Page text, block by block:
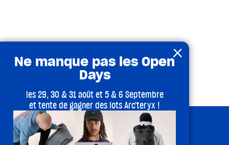
×
Ne manque pas les Open
Days
les 29, 30 & 31 août et 5 & 6 Septembre
et tente de gagner des lots Arc'teryx !